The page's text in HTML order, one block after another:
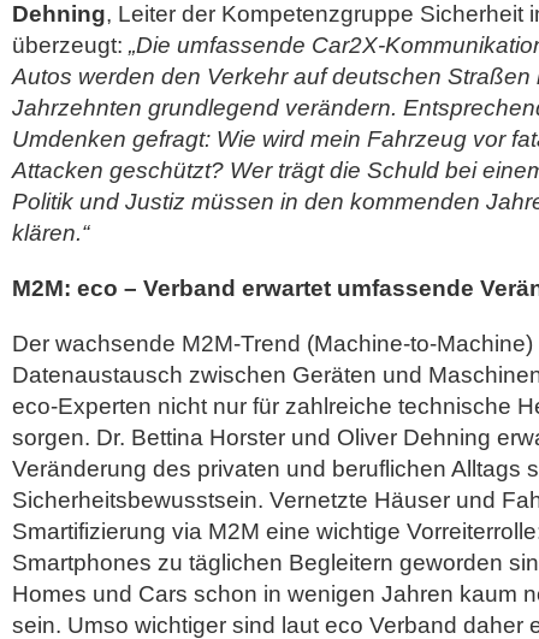
Dehning, Leiter der Kompetenzgruppe Sicherheit
überzeugt: „Die umfassende Car2X-
Autos werden den Verkehr auf deutschen Straßen
Jahrzehnten grundlegend verändern.
Umdenken gefragt: Wie wird mein Fahrzeug vor
Attacken geschützt? Wer trägt die Schuld bei
Politik und Justiz müssen in den kommenden
klären.“
M2M: eco – Verband erwartet umfassende
Der wachsende M2M-Trend (Machine-to-
Datenaustausch zwischen Geräten und
eco-Experten nicht nur für zahlreiche technische
sorgen. Dr. Bettina Horster und Oliver Dehning
Veränderung des privaten und beruflichen Alltags
Sicherheitsbewusstsein. Vernetzte Häuser und
Smartifizierung via M2M eine wichtige
Smartphones zu täglichen Begleitern geworden
Homes und Cars schon in wenigen Jahren kaum
sein. Umso wichtiger sind laut eco Verband daher